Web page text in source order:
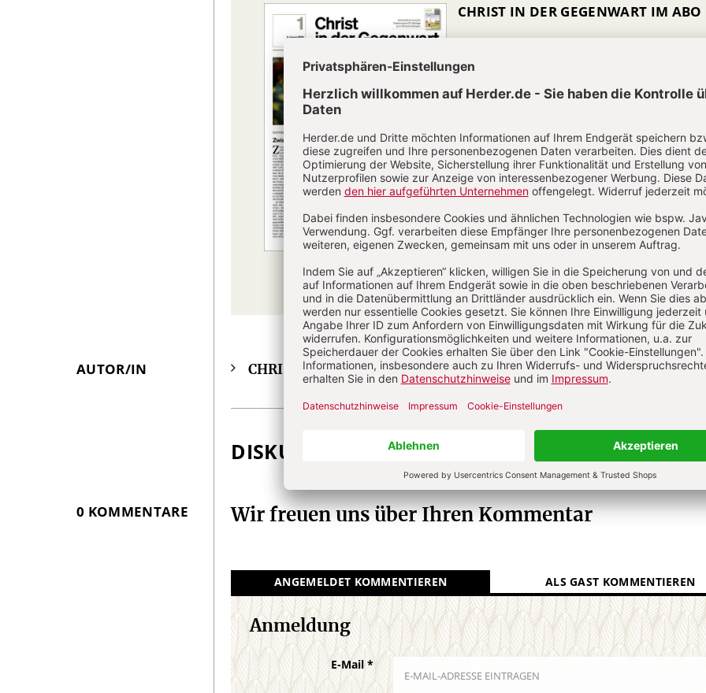
CHRIST IN DER GEGENWART IM ABO
Nachrichten und Berichte über aktuelle
Ereignisse aus christlicher Perspektive,
für ein modernes christliches Leben.
Zum Kennenlernen: 4 Wochen gratis
Jetzt gratis testen
Überschrift
AUTOR/IN CHRIST IN DER GEGENWART Die Redaktion.
DISKUSSION
0 KOMMENTARE Wir freuen uns über Ihren Kommentar
ANGEMELDET KOMMENTIEREN ALS GAST KOMMENTIEREN
Anmeldung
E-Mail *